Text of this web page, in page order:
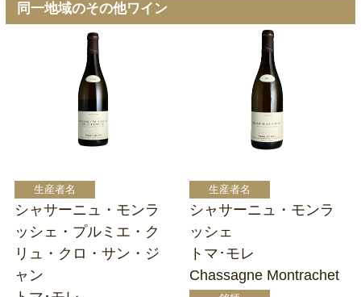
同一地域のその他ワイン
シャサーニュ・モンラ
ッシェ・プルミエ・ク
リュ・クロ・サン・ジ
ャン
シャサーニュ・モンラ
ッシェ
トマ･モレ
Chassagne Montrachet